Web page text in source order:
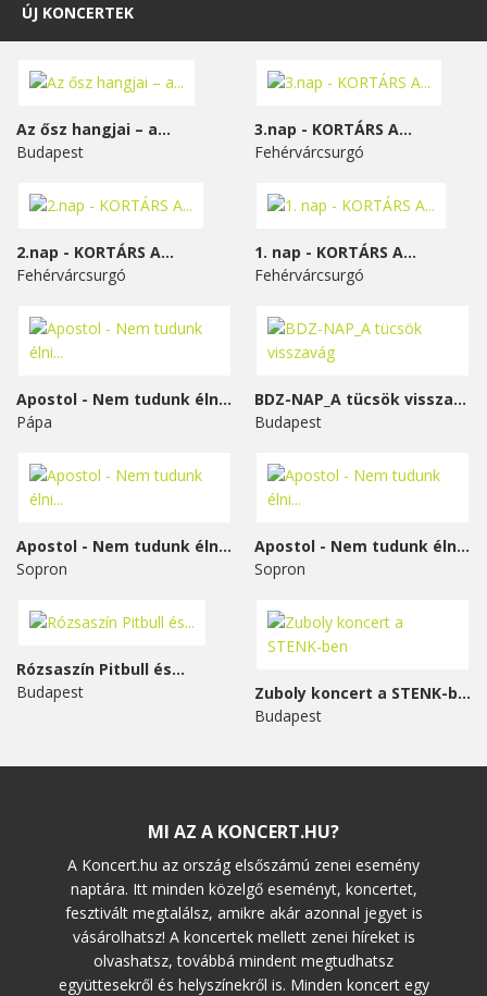
ÚJ KONCERTEK
Az ősz hangjai – a...
Budapest
3.nap - KORTÁRS A...
Fehérvárcsurgó
2.nap - KORTÁRS A...
Fehérvárcsurgó
1. nap - KORTÁRS A...
Fehérvárcsurgó
Apostol - Nem tudunk élni...
Pápa
BDZ-NAP_A tücsök visszavág
Budapest
Apostol - Nem tudunk élni...
Sopron
Apostol - Nem tudunk élni...
Sopron
Rózsaszín Pitbull és...
Budapest
Zuboly koncert a STENK-ben
Budapest
MI AZ A KONCERT.HU?
A Koncert.hu az ország elsőszámú zenei esemény
naptára. Itt minden közelgő eseményt, koncertet,
fesztivált megtalálsz, amikre akár azonnal jegyet is
vásárolhatsz! A koncertek mellett zenei híreket is
olvashatsz, továbbá mindent megtudhatsz
együttesekről és helyszínekről is. Minden koncert egy